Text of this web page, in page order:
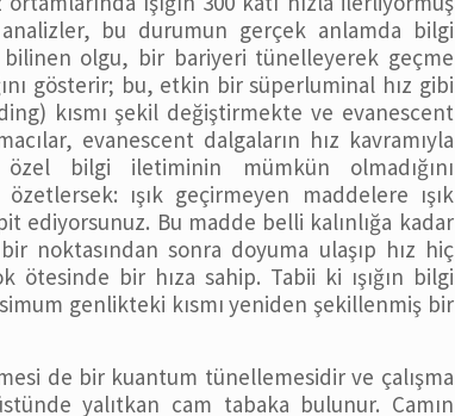
bu durumun gerçek anlamda bilgi
bilinen olgu, bir bariyeri tünelleyerek geçme
gösterir; bu, etkin bir süperluminal hız gibi
kısmı şekil değiştirmekte ve evanescent
evanescent dalgaların hız kavramıyla
bilgi iletiminin mümkün olmadığını
ışık geçirmeyen maddelere ışık
ediyorsunuz. Bu madde belli kalınlığa kadar
noktasından sonra doyuma ulaşıp hız hiç
bir hıza sahip. Tabii ki ışığın bilgi
genlikteki kısmı yeniden şekillenmiş bir
de bir kuantum tünellemesidir ve çalışma
yalıtkan cam tabaka bulunur. Camın